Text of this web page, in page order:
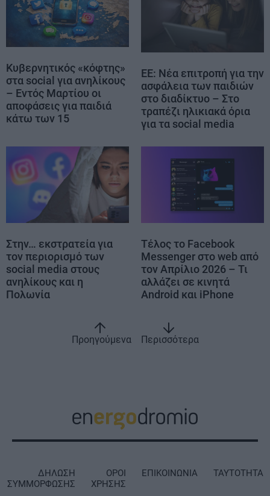
Κυβερνητικός «κόφτης»
στα social για ανηλίκους
– Εντός Μαρτίου οι
αποφάσεις για παιδιά
κάτω των 15
ΕΕ: Νέα επιτροπή για την
ασφάλεια των παιδιών
στο διαδίκτυο – Στο
τραπέζι ηλικιακά όρια
για τα social media
Στην… εκστρατεία για
τον περιορισμό των
social media στους
ανηλίκους και η
Πολωνία
Τέλος το Facebook
Messenger στο web από
τον Απρίλιο 2026 – Τι
αλλάζει σε κινητά
Android και iPhone
Προηγούμενα Περισσότερα
ΔΗΛΩΣΗ
ΣΥΜΜΟΡΦΩΣΗΣ
ΟΡΟΙ
ΧΡΗΣΗΣ
ΕΠΙΚΟΙΝΩΝΙΑ ΤΑΥΤΟΤΗΤΑ